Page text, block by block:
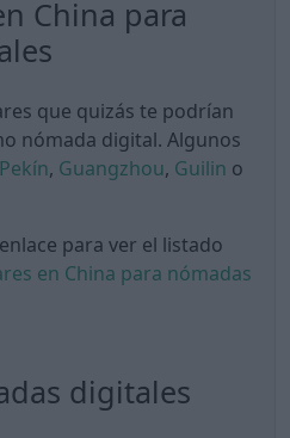
China para
que quizás te podrían
nómada digital. Algunos
Pekín, Guangzhou, Guilin o
para ver el listado
en China para nómadas
digitales